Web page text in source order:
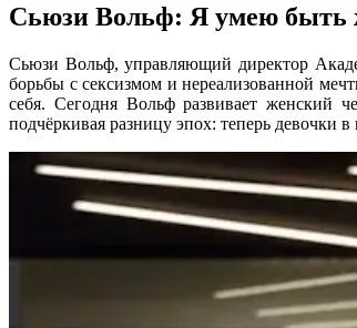
Сьюзи Вольф: Я умею быть
Сьюзи Вольф, управляющий директор
борьбы с сексизмом и нереализованной
себя. Сегодня Вольф развивает женский
подчёркивая разницу эпох: теперь